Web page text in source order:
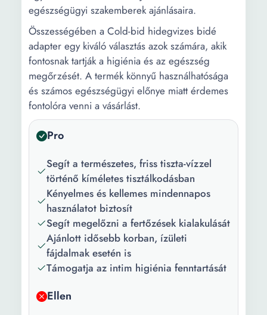
egészségügyi szakemberek ajánlásaira.
Összességében a Cold-bid hidegvizes bidé
adapter egy kiváló választás azok számára, akik
fontosnak tartják a higiénia és az egészség
megőrzését. A termék könnyű használhatósága
és számos egészségügyi előnye miatt érdemes
fontolóra venni a vásárlást.
Pro
Segít a természetes, friss tiszta-vízzel
történő kíméletes tisztálkodásban
Kényelmes és kellemes mindennapos
használatot biztosít
Segít megelőzni a fertőzések kialakulását
Ajánlott idősebb korban, ízületi
fájdalmak esetén is
Támogatja az intim higiénia fenntartását
Ellen